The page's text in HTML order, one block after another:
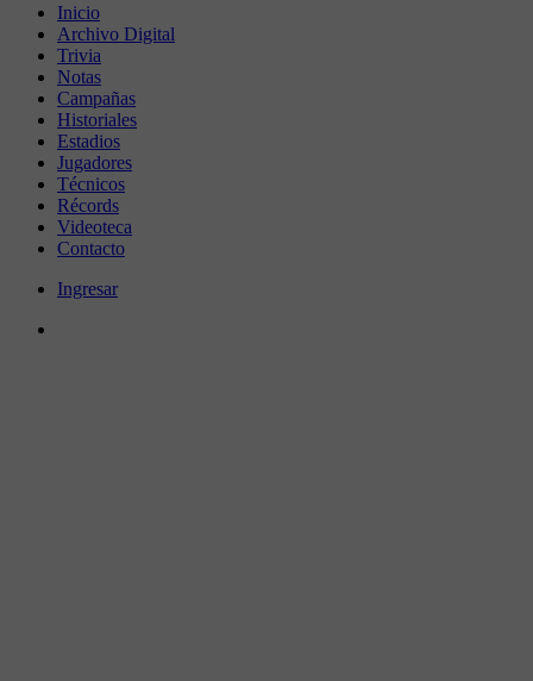
Inicio
Archivo Digital
Trivia
Notas
Campañas
Historiales
Estadios
Jugadores
Técnicos
Récords
Videoteca
Contacto
Ingresar